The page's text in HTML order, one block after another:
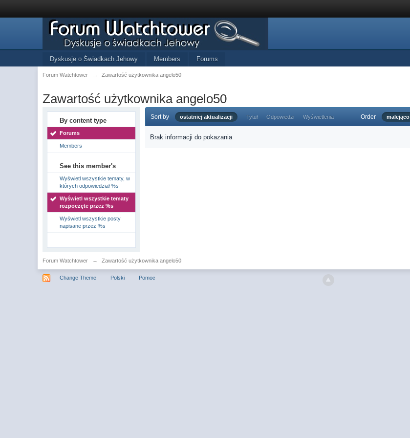
Dyskusje o Świadkach Jehowy Members Forums
Forum Watchtower → Zawartość użytkownika angelo50
Zawartość użytkownika angelo50
By content type
Forums
Members
See this member's
Wyświetl wszystkie tematy, w
których odpowiedział %s
Wyświetl wszystkie tematy
rozpoczęte przez %s
Wyświetl wszystkie posty
napisane przez %s
Sort by ostatniej aktualizacji Tytuł Odpowiedzi Wyświetlenia Order malejąco
Brak informacji do pokazania
Forum Watchtower → Zawartość użytkownika angelo50
Change Theme Polski Pomoc